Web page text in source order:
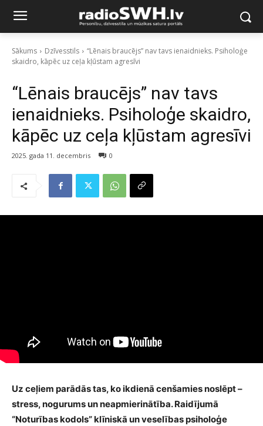
Sākums Dzīvesstils
“Lēnais braucējs” nav tavs ienaidnieks. Psiholoģe
skaidro, kāpēc uz ceļa kļūstam agresīvi
“Lēnais braucējs” nav tavs
ienaidnieks. Psiholoģe skaidro,
kāpēc uz ceļa kļūstam agresīvi
2025. gada 11. decembris 0
Uz ceļiem parādās tas, ko ikdienā cenšamies noslēpt –
stress, nogurums un neapmierinātība. Raidījumā
“Noturības kodols” klīniskā un veselības psiholoģe